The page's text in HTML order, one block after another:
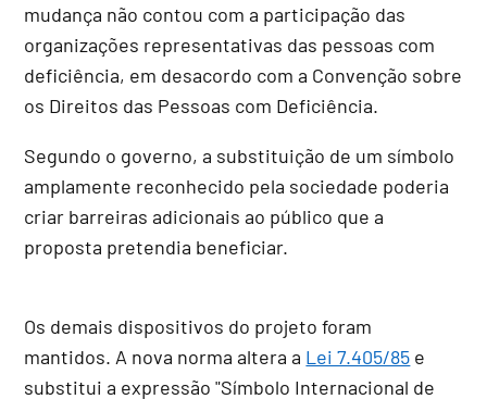
mudança não contou com a participação das
organizações representativas das pessoas com
deficiência, em desacordo com a Convenção sobre
os Direitos das Pessoas com Deficiência.
Segundo o governo, a substituição de um símbolo
amplamente reconhecido pela sociedade poderia
criar barreiras adicionais ao público que a
proposta pretendia beneficiar.
Os demais dispositivos do projeto foram
mantidos. A nova norma altera a Lei 7.405/85 e
substitui a expressão "Símbolo Internacional de